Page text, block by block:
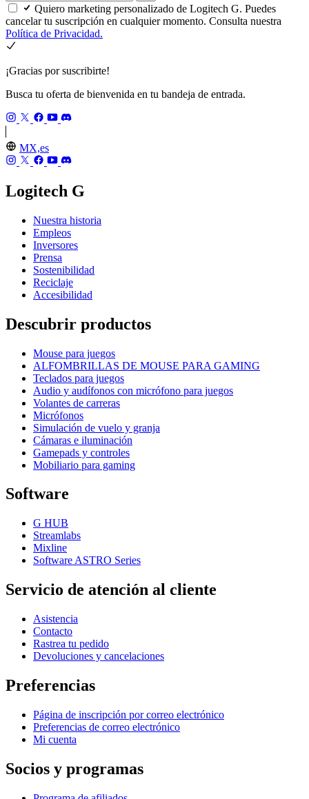
Quiero marketing personalizado de Logitech G. Puedes
cancelar tu suscripción en cualquier momento. Consulta nuestra
Política de Privacidad.
¡Gracias por suscribirte!
Busca tu oferta de bienvenida en tu bandeja de entrada.
MX,es
Logitech G
Nuestra historia
Empleos
Inversores
Prensa
Sostenibilidad
Reciclaje
Accesibilidad
Descubrir productos
Mouse para juegos
ALFOMBRILLAS DE MOUSE PARA GAMING
Teclados para juegos
Audio y audífonos con micrófono para juegos
Volantes de carreras
Micrófonos
Simulación de vuelo y granja
Cámaras e iluminación
Gamepads y controles
Mobiliario para gaming
Software
G HUB
Streamlabs
Mixline
Software ASTRO Series
Servicio de atención al cliente
Asistencia
Contacto
Rastrea tu pedido
Devoluciones y cancelaciones
Preferencias
Página de inscripción por correo electrónico
Preferencias de correo electrónico
Mi cuenta
Socios y programas